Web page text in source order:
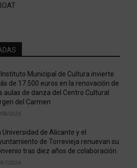
Instituto Municipal de Cultura invierte
de 17.500 euros en la renovación de
aulas de danza del Centro Cultural
del Carmen
08/2026
Universidad de Alicante y el
de Torrevieja renuevan su
tras diez años de colaboración
07/2026